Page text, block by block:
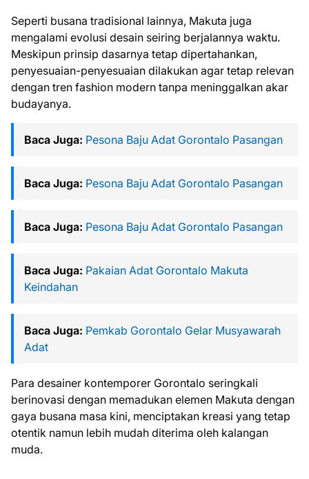
Seperti busana tradisional lainnya, Makuta juga
mengalami evolusi desain seiring berjalannya waktu.
Meskipun prinsip dasarnya tetap dipertahankan,
penyesuaian-penyesuaian dilakukan agar tetap relevan
dengan tren fashion modern tanpa meninggalkan akar
budayanya.
Baca Juga: Pesona Baju Adat Gorontalo Pasangan
Baca Juga: Pesona Baju Adat Gorontalo Pasangan
Baca Juga: Pesona Baju Adat Gorontalo Pasangan
Baca Juga: Pakaian Adat Gorontalo Makuta
Keindahan
Baca Juga: Pemkab Gorontalo Gelar Musyawarah
Adat
Para desainer kontemporer Gorontalo seringkali
berinovasi dengan memadukan elemen Makuta dengan
gaya busana masa kini, menciptakan kreasi yang tetap
otentik namun lebih mudah diterima oleh kalangan
muda.